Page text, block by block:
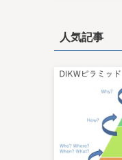
人気記事